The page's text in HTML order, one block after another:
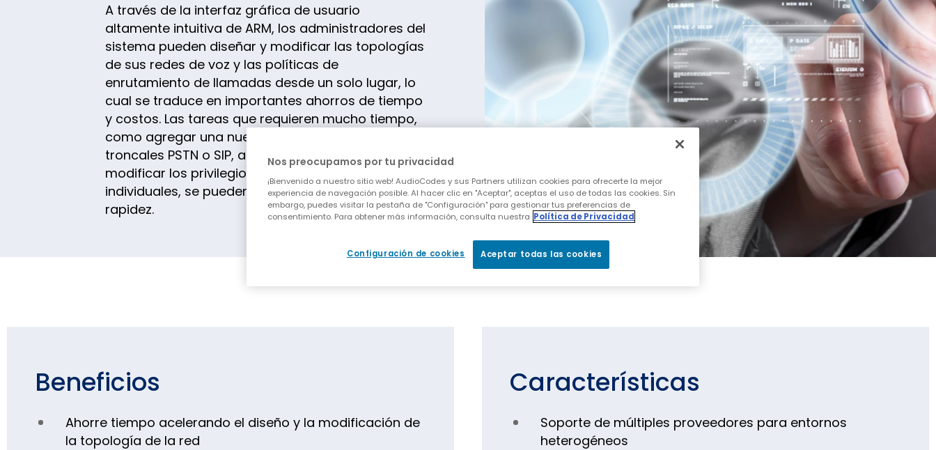
A través de la interfaz gráfica de usuario
altamente intuitiva de ARM, los administradores del
sistema pueden diseñar y modificar las topologías
de sus redes de voz y las políticas de
enrutamiento de llamadas desde un solo lugar, lo
cual se traduce en importantes ahorros de tiempo
y costos. Las tareas que requieren mucho tiempo,
como agregar una nueva interconexión de
troncales PSTN o SIP, agregar una nueva sucursal o
modificar los privilegios de llamada de usuarios
individuales, se pueden realizar con sencillez y
rapidez.
Beneficios
Ahorre tiempo acelerando el diseño y la modificación de
la topología de la red
Características
Soporte de múltiples proveedores para entornos
heterogéneos
Nos preocupamos por tu privacidad
¡Bienvenido a nuestro sitio web! AudioCodes y sus Partners utilizan cookies para ofrecerte la mejor
experiencia de navegación posible. Al hacer clic en "Aceptar", aceptas el uso de todas las cookies. Sin
embargo, puedes visitar la pestaña de "Configuración" para gestionar tus preferencias de
consentimiento. Para obtener más información, consulta nuestra Política de Privacidad
Configuración de cookies Aceptar todas las cookies